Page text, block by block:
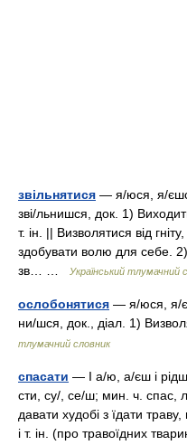
звільнятися — я/юся, я/
зві/льнишся, док. 1)
т. ін. || Визволятися від
здобувати волю для себе.
зв… …
Український тлумачний
ослобонятися — я/юся, я/
ни/шся, док., діал. 1)
тлумачний словник
спасати — I а/ю, а/єш і
сти, су/, се/ш; мин. ч. спас,
давати худобі з їдати траву,
і т. ін. (про травоїдних